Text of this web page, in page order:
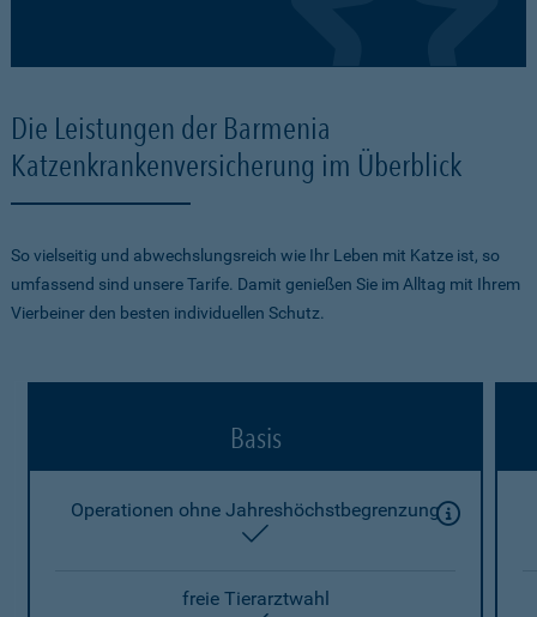
Die Leistungen der Barmenia
Katzenkrankenversicherung im Überblick
So vielseitig und abwechslungsreich wie Ihr Leben mit Katze ist, so
umfassend sind unsere Tarife. Damit genießen Sie im Alltag mit Ihrem
Vierbeiner den besten individuellen Schutz.
Basis
Operationen ohne Jahreshöchstbegrenzung
freie Tierarztwahl